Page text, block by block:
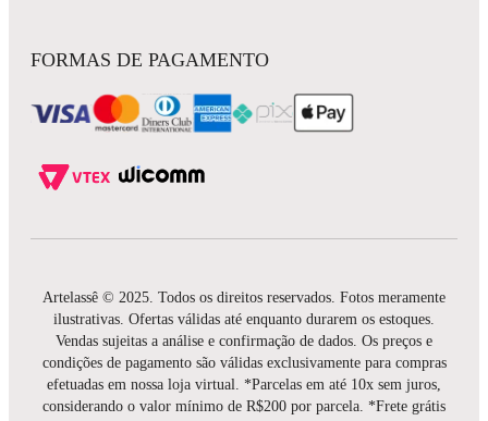
FORMAS DE PAGAMENTO
Artelassê © 2025. Todos os direitos reservados. Fotos meramente
ilustrativas. Ofertas válidas até enquanto durarem os estoques.
Vendas sujeitas a análise e confirmação de dados. Os preços e
condições de pagamento são válidas exclusivamente para compras
efetuadas em nossa loja virtual. *Parcelas em até 10x sem juros,
considerando o valor mínimo de R$200 por parcela. *Frete grátis